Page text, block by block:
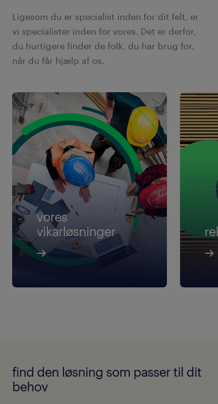
Ligesom du er specialist inden for dit felt, er
vi specialister inden for vores. Det er derfor,
du hurtigere finder de folk, du har brug for,
når du får hjælp af os.
vores
vikarløsninger
find den løsning som passer til dit
behov